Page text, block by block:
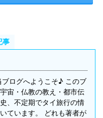
事
ブログへようこそ♪ このブ
宙・仏教の教え・都市伝
、不定期でタイ旅行の情
ています。 どれも著者が